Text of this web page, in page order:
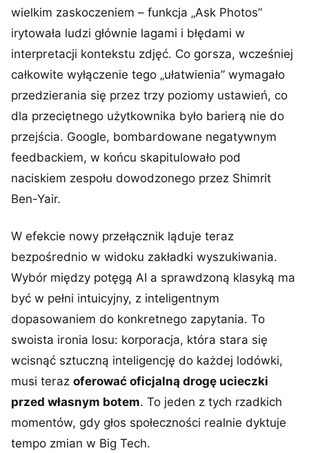
wielkim zaskoczeniem – funkcja „Ask Photos”
irytowała ludzi głównie lagami i błędami w
interpretacji kontekstu zdjęć. Co gorsza, wcześniej
całkowite wyłączenie tego „ułatwienia” wymagało
przedzierania się przez trzy poziomy ustawień, co
dla przeciętnego użytkownika było barierą nie do
przejścia. Google, bombardowane negatywnym
feedbackiem, w końcu skapitulowało pod
naciskiem zespołu dowodzonego przez Shimrit
Ben-Yair.
W efekcie nowy przełącznik ląduje teraz
bezpośrednio w widoku zakładki wyszukiwania.
Wybór między potęgą AI a sprawdzoną klasyką ma
być w pełni intuicyjny, z inteligentnym
dopasowaniem do konkretnego zapytania. To
swoista ironia losu: korporacja, która stara się
wcisnąć sztuczną inteligencję do każdej lodówki,
musi teraz oferować oficjalną drogę ucieczki
przed własnym botem. To jeden z tych rzadkich
momentów, gdy głos społeczności realnie dyktuje
tempo zmian w Big Tech.